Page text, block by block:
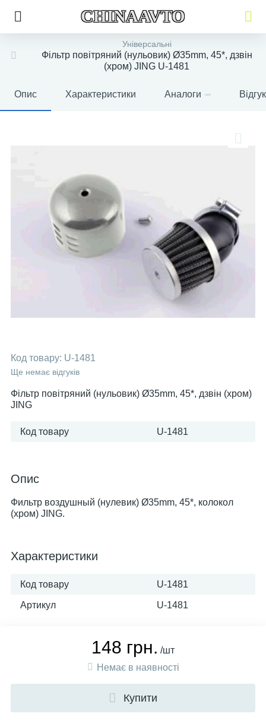
CHINAAVTO
Універсальні
Фільтр повітряний (нульовик) Ø35mm, 45*, дзвін
(хром) JING U-1481
Опис Характеристики Аналоги
Код товару: U-1481
Ще немає відгуків
Фільтр повітряний (нульовик) Ø35mm, 45*, дзвін (хром)
JING
Код товару U-1481
Опис
Фильтр воздушный (нулевик) Ø35mm, 45*, колокол
(хром) JING.
Характеристики
Код товару U-1481
Артикул U-1481
148 грн. /шт
Немає в наявності
Купити